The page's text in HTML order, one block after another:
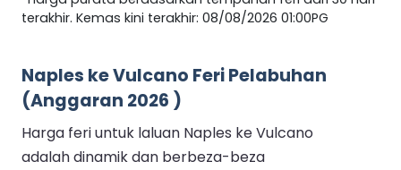
terakhir. Kemas kini terakhir: 08/08/2026 01:00PG
Naples ke Vulcano Feri Pelabuhan
(Anggaran 2026 )
Harga feri untuk laluan Naples ke Vulcano
adalah dinamik dan berbeza-beza